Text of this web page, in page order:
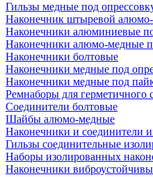
Гильзы медные под
Наконечник штыревой
Наконечники алюминиевые
Наконечники алюмо-медные
Наконечники болтовые
Наконечники медные под
Наконечники медные под
Ремнаборы для герметичного
Соединители болтовые
Шайбы алюмо-медные
Наконечники и соединители
Гильзы соединительные
Наборы изолированных
Наконечники